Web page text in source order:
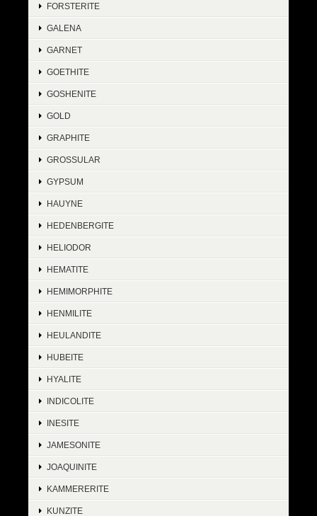
FORSTERITE
GALENA
GARNET
GOETHITE
GOSHENITE
GOLD
GRAPHITE
GROSSULAR
GYPSUM
HAUYNE
HEDENBERGITE
HELIODOR
HEMATITE
HEMIMORPHITE
HENMILITE
HEULANDITE
HUBEITE
HYALITE
INDICOLITE
INESITE
JAMESONITE
JOAQUINITE
KAMMERERITE
KUNZITE